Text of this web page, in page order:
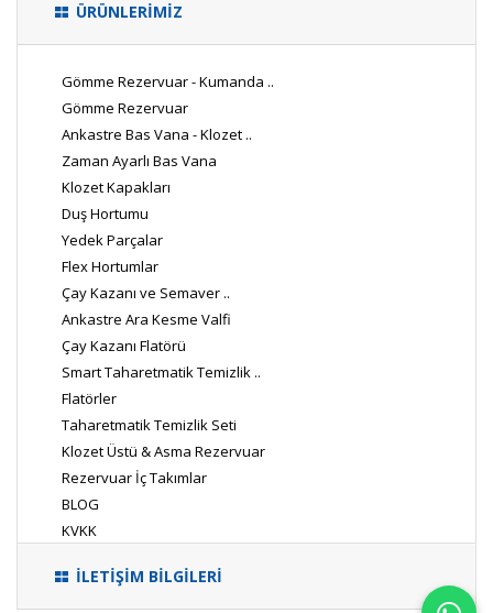
ÜRÜNLERİMİZ
Gömme Rezervuar - Kumanda ..
Gömme Rezervuar
Ankastre Bas Vana - Klozet ..
Zaman Ayarlı Bas Vana
Klozet Kapakları
Duş Hortumu
Yedek Parçalar
Flex Hortumlar
Çay Kazanı ve Semaver ..
Ankastre Ara Kesme Valfi
Çay Kazanı Flatörü
Smart Taharetmatik Temizlik ..
Flatörler
Taharetmatik Temizlik Seti
Klozet Üstü & Asma Rezervuar
Rezervuar İç Takımlar
BLOG
KVKK
İLETİŞİM BİLGİLERİ